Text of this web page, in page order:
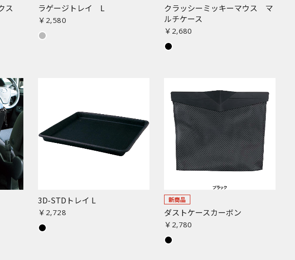
ス ラゲージトレイ L
￥2,580
クラッシーミッキーマウス マ
ルチケース
￥2,680
3D-STDトレイ L
￥2,728
新商品
ダストケースカーボン
￥2,780